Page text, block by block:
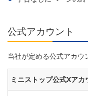
公式アカウント
当社が定める公式アカウ
ミニストップ公式Xアカ